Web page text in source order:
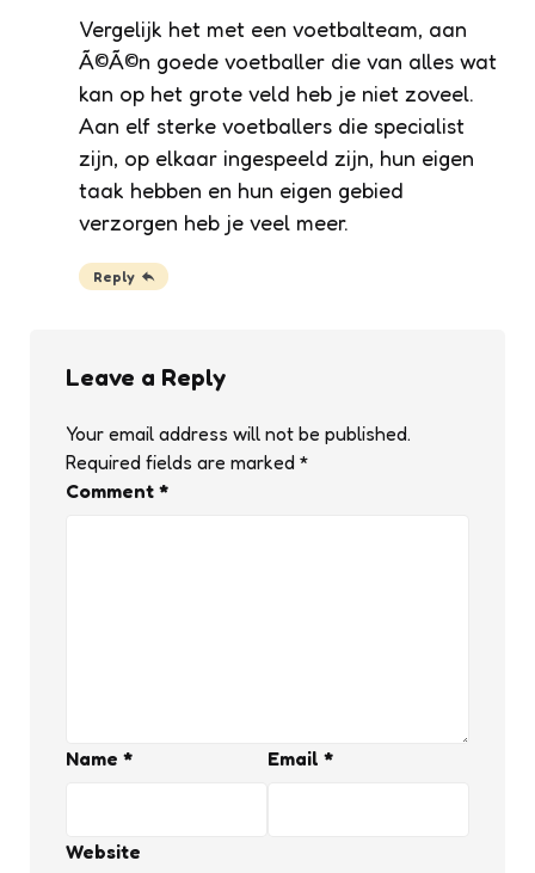
Vergelijk het met een voetbalteam, aan
Ã©Ã©n goede voetballer die van alles wat
kan op het grote veld heb je niet zoveel.
Aan elf sterke voetballers die specialist
zijn, op elkaar ingespeeld zijn, hun eigen
taak hebben en hun eigen gebied
verzorgen heb je veel meer.
Reply
Leave a Reply
Your email address will not be published.
Required fields are marked *
Comment *
Name * Email *
Website